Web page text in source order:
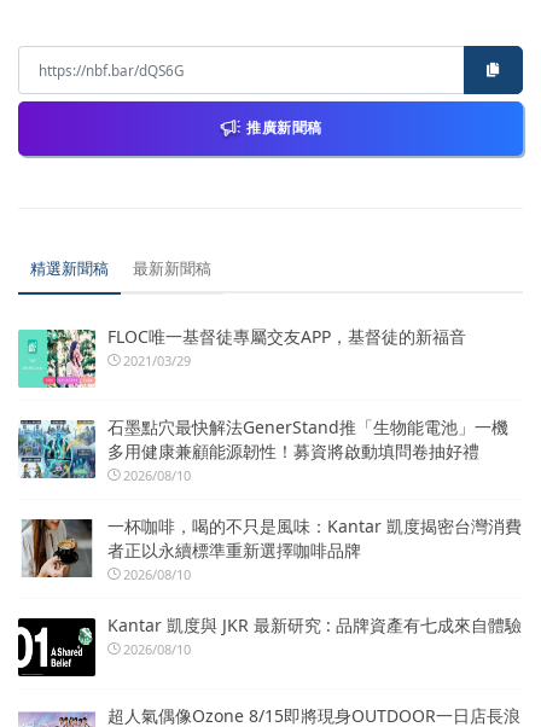
推廣新聞稿
精選新聞稿 最新新聞稿
FLOC唯一基督徒專屬交友APP，基督徒的新福音
2021/03/29
石墨點穴最快解法GenerStand推「生物能電池」一機
多用健康兼顧能源韌性！募資將啟動填問卷抽好禮
2026/08/10
一杯咖啡，喝的不只是風味：Kantar 凱度揭密台灣消費
者正以永續標準重新選擇咖啡品牌
2026/08/10
Kantar 凱度與 JKR 最新研究 : 品牌資產有七成來自體驗
2026/08/10
超人氣偶像Ozone 8/15即將現身OUTDOOR一日店長浪